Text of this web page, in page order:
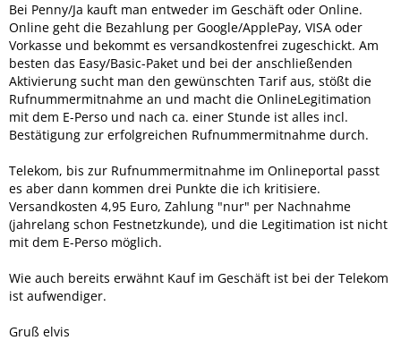
Bei Penny/Ja kauft man entweder im Geschäft oder Online.
Online geht die Bezahlung per Google/ApplePay, VISA oder
Vorkasse und bekommt es versandkostenfrei zugeschickt. Am
besten das Easy/Basic-Paket und bei der anschließenden
Aktivierung sucht man den gewünschten Tarif aus, stößt die
Rufnummermitnahme an und macht die OnlineLegitimation
mit dem E-Perso und nach ca. einer Stunde ist alles incl.
Bestätigung zur erfolgreichen Rufnummermitnahme durch.
Telekom, bis zur Rufnummermitnahme im Onlineportal passt
es aber dann kommen drei Punkte die ich kritisiere.
Versandkosten 4,95 Euro, Zahlung "nur" per Nachnahme
(jahrelang schon Festnetzkunde), und die Legitimation ist nicht
mit dem E-Perso möglich.
Wie auch bereits erwähnt Kauf im Geschäft ist bei der Telekom
ist aufwendiger.
Gruß elvis